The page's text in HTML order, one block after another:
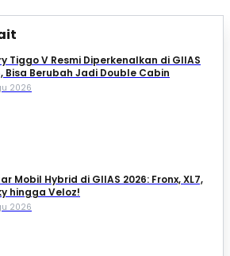
Tiggo V Resmi Diperkenalkan di GIIAS
Bisa Berubah Jadi Double Cabin
2026
Mobil Hybrid di GIIAS 2026: Fronx, XL7,
hingga Veloz!
2026